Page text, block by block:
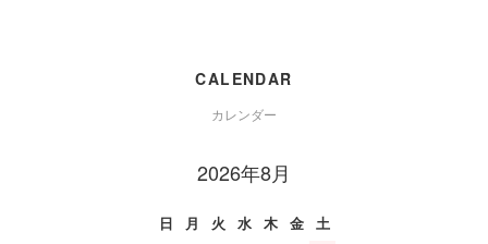
CALENDAR
カレンダー
2026年8月
日 月 火 水 木 金
土